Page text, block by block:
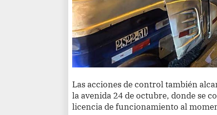
Las acciones de control también
la avenida 24 de octubre, donde se
licencia de funcionamiento al